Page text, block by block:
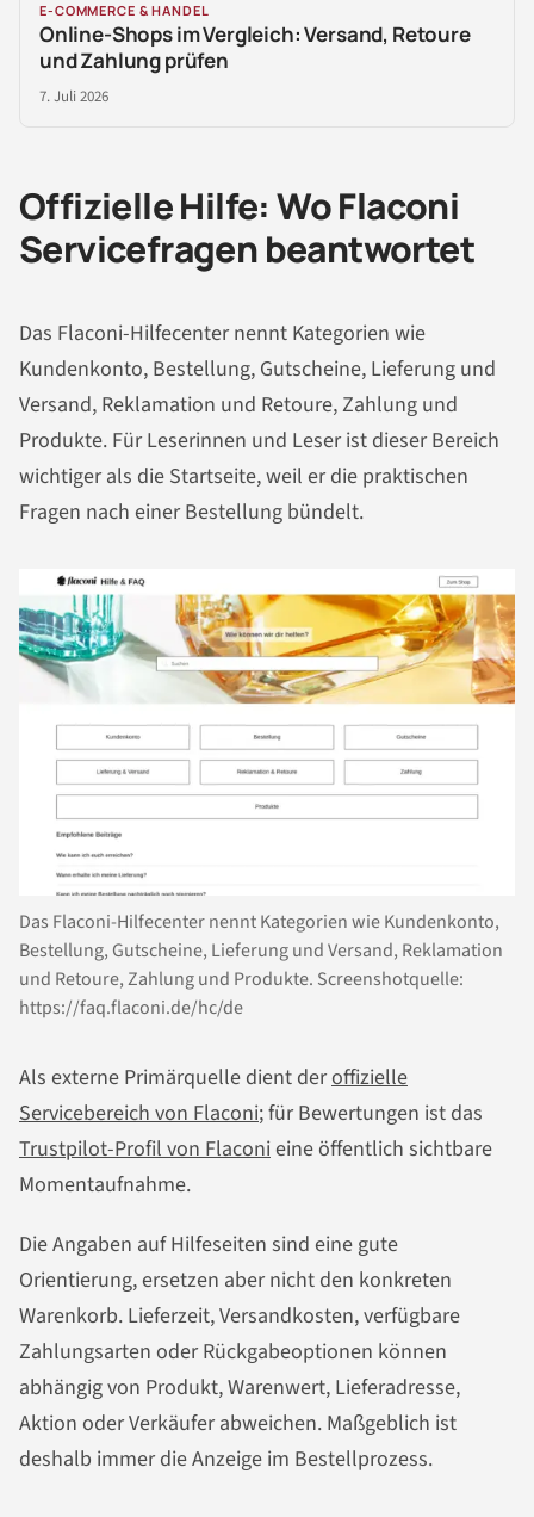
E-COMMERCE & HANDEL
Online-Shops im Vergleich: Versand, Retoure
und Zahlung prüfen
7. Juli 2026
Offizielle Hilfe: Wo Flaconi
Servicefragen beantwortet
Das Flaconi-Hilfecenter nennt Kategorien wie
Kundenkonto, Bestellung, Gutscheine, Lieferung und
Versand, Reklamation und Retoure, Zahlung und
Produkte. Für Leserinnen und Leser ist dieser Bereich
wichtiger als die Startseite, weil er die praktischen
Fragen nach einer Bestellung bündelt.
Das Flaconi-Hilfecenter nennt Kategorien wie Kundenkonto,
Bestellung, Gutscheine, Lieferung und Versand, Reklamation
und Retoure, Zahlung und Produkte. Screenshotquelle:
https://faq.flaconi.de/hc/de
Als externe Primärquelle dient deroffizielle
Servicebereich von Flaconi; für Bewertungen ist das
Trustpilot-Profil von Flaconieine öffentlich sichtbare
Momentaufnahme.
Die Angaben auf Hilfeseiten sind eine gute
Orientierung, ersetzen aber nicht den konkreten
Warenkorb. Lieferzeit, Versandkosten, verfügbare
Zahlungsarten oder Rückgabeoptionen können
abhängig von Produkt, Warenwert, Lieferadresse,
Aktion oder Verkäufer abweichen. Maßgeblich ist
deshalb immer die Anzeige im Bestellprozess.